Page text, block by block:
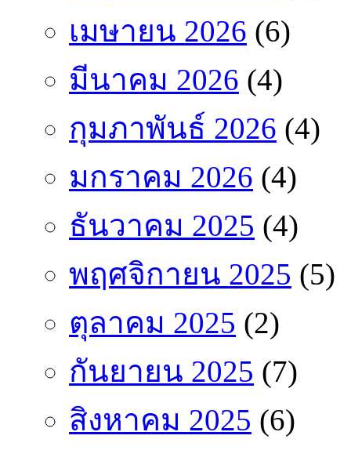
เมษายน 2026 (6)
มีนาคม 2026 (4)
กุมภาพันธ์ 2026 (4)
มกราคม 2026 (4)
ธันวาคม 2025 (4)
พฤศจิกายน 2025 (5)
ตุลาคม 2025 (2)
กันยายน 2025 (7)
สิงหาคม 2025 (6)